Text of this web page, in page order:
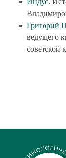
Индус.
Григорий
ведущего
советской